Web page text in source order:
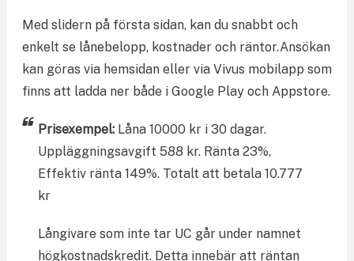
Med slidern på första sidan, kan du snabbt och
enkelt se lånebelopp, kostnader och räntor.Ansökan
kan göras via hemsidan eller via Vivus mobilapp som
finns att ladda ner både i Google Play och Appstore.
Prisexempel:Låna 10000 kr i 30 dagar.
Uppläggningsavgift 588 kr. Ränta 23%,
Effektiv ränta 149%. Totalt att betala 10.777
kr
Långivare som inte tar UC går under namnet
högkostnadskredit. Detta innebär att räntan